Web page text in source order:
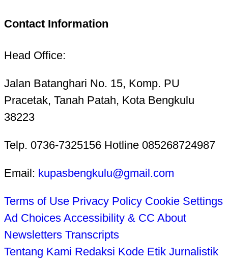
Contact Information
Head Office:
Jalan Batanghari No. 15, Komp. PU
Pracetak, Tanah Patah, Kota Bengkulu
38223
Telp. 0736-7325156 Hotline 085268724987
Email: kupasbengkulu@gmail.com
Terms of Use Privacy Policy Cookie Settings
Ad Choices Accessibility & CC About
Newsletters Transcripts
Tentang Kami Redaksi Kode Etik Jurnalistik